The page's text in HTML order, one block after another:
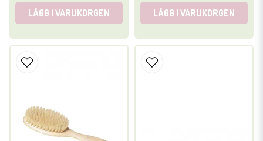
LÄGG I VARUKORGEN LÄGG I VARUKORGEN